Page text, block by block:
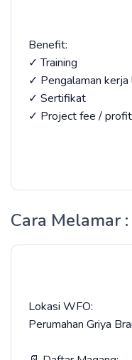
Benefit:
✓ Training
✓ Pengalaman kerja
✓ Sertifikat
✓ Project fee / profit
Cara Melamar :
Lokasi WFO:
Perumahan Griya